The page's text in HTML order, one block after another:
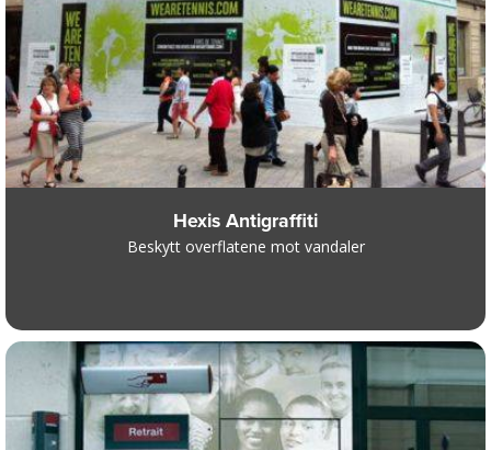
Hexis Antigraffiti
Beskytt overflatene mot vandaler